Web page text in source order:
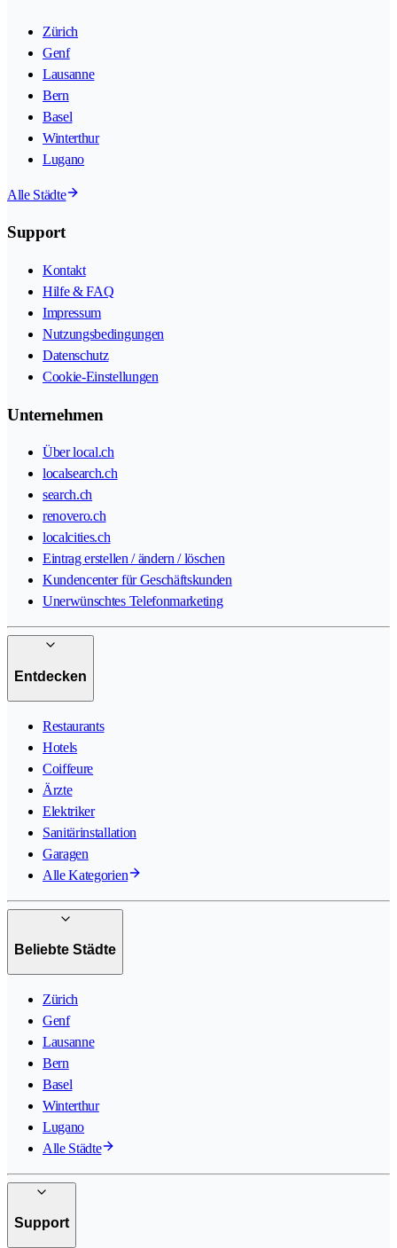
Zürich
Genf
Lausanne
Bern
Basel
Winterthur
Lugano
Alle Städte
Support
Kontakt
Hilfe & FAQ
Impressum
Nutzungsbedingungen
Datenschutz
Cookie-Einstellungen
Unternehmen
Über local.ch
localsearch.ch
search.ch
renovero.ch
localcities.ch
Eintrag erstellen / ändern / löschen
Kundencenter für Geschäftskunden
Unerwünschtes Telefonmarketing
Entdecken
Restaurants
Hotels
Coiffeure
Ärzte
Elektriker
Sanitärinstallation
Garagen
Alle Kategorien
Beliebte Städte
Zürich
Genf
Lausanne
Bern
Basel
Winterthur
Lugano
Alle Städte
Support